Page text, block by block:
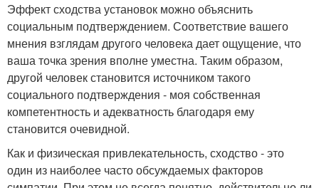
Эффект сходства установок можно объяснить
социальным подтверждением. Соответствие вашего
мнения взглядам другого человека дает ощущение, что
ваша точка зрения вполне уместна. Таким образом,
другой человек становится источником такого
социального подтверждения - моя собственная
компетентность и адекватность благодаря ему
становится очевидной.
Как и физическая привлекательность, сходство - это
один из наиболее часто обсуждаемых факторов